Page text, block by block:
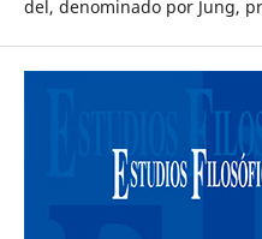
del, denominado por Jung,